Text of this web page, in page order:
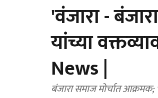
'वंजारा -
यांच्या
News |
बंजारा समाज मोर्चात